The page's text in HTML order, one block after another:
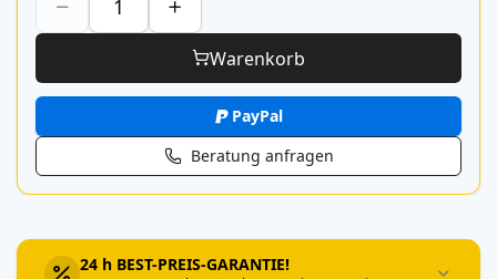
Warenkorb
PayPal
Beratung anfragen
24 h BEST-PREIS-GARANTIE!